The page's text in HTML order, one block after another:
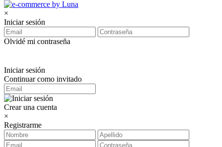
×
Iniciar sesión
Olvidé mi contraseña
Iniciar sesión
Continuar como invitado
Crear una cuenta
×
Registrarme